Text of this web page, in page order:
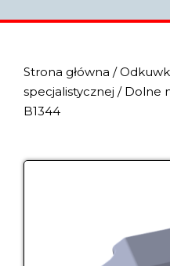
Strona główna /
specjalistycznej / Dolne
B1344